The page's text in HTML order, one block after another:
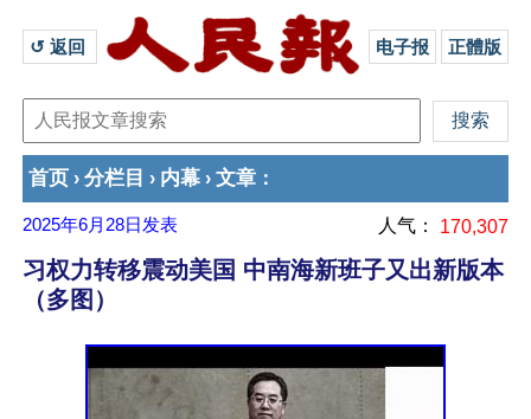
↺ 返回 电子报 正體版
首页 › 分栏目 › 内幕 › 文章 ：
2025年6月28日 发表 人气： 170,307
习权力转移震动美国 中南海新班子又出新版本
（多图）